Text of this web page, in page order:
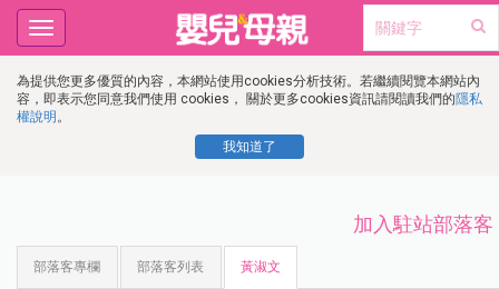
為提供您更多優質的內容，本網站使用cookies分析技術。若繼續閱覽本網站內
容，即表示您同意我們使用 cookies， 關於更多cookies資訊請閱讀我們的隱私
權說明 。
我知道了
Toggle
navigation
加入駐站部落客
部落客專欄 部落客列表 黃淑文